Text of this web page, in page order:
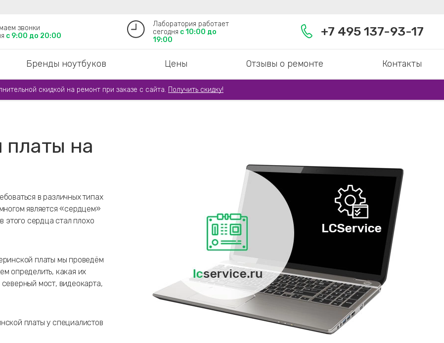
звонки
с 9:00 до 20:00
Лаборатория работает
сегодня с 10:00 до
19:00
+7 495 137-93-17
Бренды ноутбуков Цены Отзывы о ремонте Контакты
скидкой на ремонт при заказе с сайта. Получить скидку!
платы на
в различных типах
является «сердцем»
этого сердца стал плохо
платы мы проведём
определить, какая их
мост, видеокарта,
платы у специалистов